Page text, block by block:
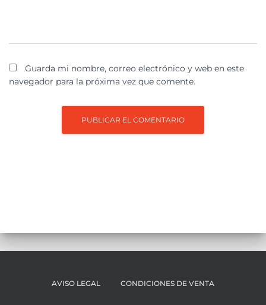
Guarda mi nombre, correo electrónico y web en este
navegador para la próxima vez que comente.
AVISO LEGAL CONDICIONES DE VENTA